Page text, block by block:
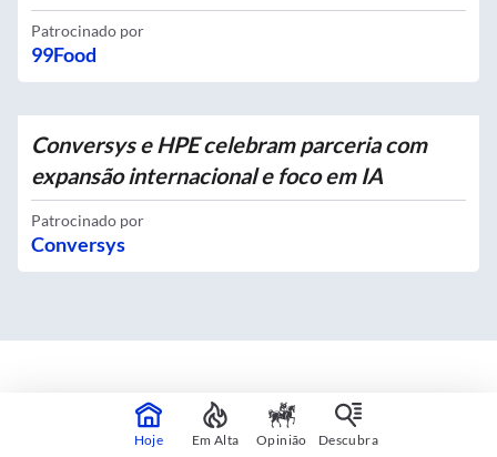
Patrocinado por
99Food
Conversys e HPE celebram parceria com
expansão internacional e foco em IA
Patrocinado por
Conversys
Mapas interativos
Hoje Em Alta Opinião Descubra